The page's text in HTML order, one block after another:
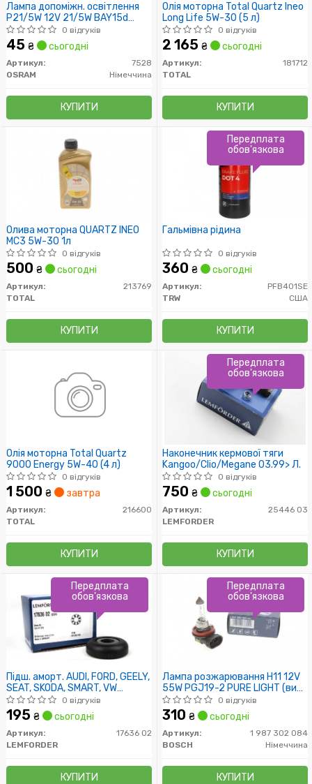
Лампа допоміжн. освітлення
P21/5W 12V 21/5W BAY15d
(вир-во OSRAM)0 відгуків
45 ₴ сьогодні
Артикул:
7528
OSRAM
Німеччина
КУПИТИ
Олія моторна Total Quartz Ineo
Long Life 5W-30 (5 л)
0 відгуків
2 165 ₴ сьогодні
Артикул:
181712
TOTAL
КУПИТИ
Олива моторна QUARTZ INEO
MC3 5W-30 1л
0 відгуків
500 ₴ сьогодні
Артикул:
213769
TOTAL
КУПИТИ
Гальмівна рідина
0 відгуків
360 ₴ сьогодні
Артикул:
PFB401SE
TRW
США
КУПИТИ
Передплата
обов'язкова
Олія моторна Total Quartz
9000 Energy 5W-40 (4 л)
0 відгуків
1 500 ₴ завтра
Артикул:
216600
TOTAL
КУПИТИ
Наконечник кермової тяги
Kangoo/Clio/Megane 03.99> Л.
0 відгуків
750 ₴ сьогодні
Артикул:
25446 03
LEMFORDER
КУПИТИ
Передплата
обов'язкова
Підш. аморт. AUDI, FORD, GEELY,
SEAT, SKODA, SMART, VW
передн. вісь (пр-во Lemferder)
0 відгуків
195 ₴ сьогодні
Артикул:
17636 02
LEMFORDER
КУПИТИ
Передплата
обов'язкова
Лампа розжарювання H11 12V
55W PGJ19-2 PURE LIGHT (вир-
во Bosch)
0 відгуків
310 ₴ сьогодні
Артикул:
1 987 302 084
BOSCH
Німеччина
КУПИТИ
Передплата
обов'язкова